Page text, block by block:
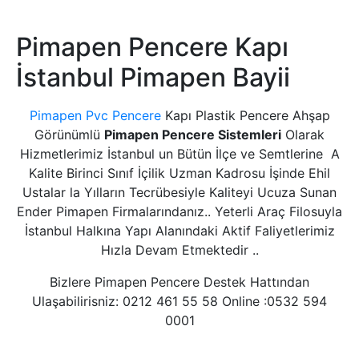
Pimapen Pencere Kapı
İstanbul Pimapen Bayii
Pimapen Pvc PencereKapı Plastik Pencere Ahşap
Görünümlü Pimapen Pencere Sistemleri Olarak
Hizmetlerimiz İstanbul un Bütün İlçe ve Semtlerine A
Kalite Birinci Sınıf İçilik Uzman Kadrosu İşinde Ehil
Ustalar la Yılların Tecrübesiyle Kaliteyi Ucuza Sunan
Ender Pimapen Firmalarındanız.. Yeterli Araç Filosuyla
İstanbul Halkına Yapı Alanındaki Aktif Faliyetlerimiz
Hızla Devam Etmektedir ..
Bizlere Pimapen Pencere Destek Hattından
Ulaşabilirisniz: 0212 461 55 58 Online :0532 594
0001